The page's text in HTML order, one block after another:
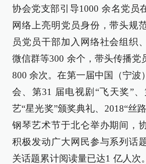
协会党支部引导1000 余名党员
网络上亮明党员身份，带头规
员党员干部加入网络社会组织
微信群等300 余个，带头传播党
800 余次。在第一届中国（宁波
会、第31 届电视剧“飞天奖”
艺“星光奖”颁奖典礼、2018“丝
钢琴艺术节于北仑举办期间，
积极发动广大网民参与系列话
关话题累计阅读量已达1 亿人次